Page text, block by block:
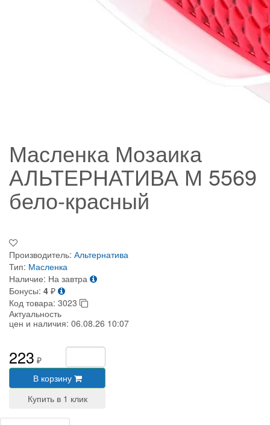
Масленка Мозаика
АЛЬТЕРНАТИВА М 5569
бело-красный
Производитель: Альтернатива
Тип: Масленка
Наличие: На завтра
Бонусы: 4 ₽
Код товара: 3023
Актуальность
цен и наличия: 06.08.26 10:07
223 ₽
В корзину